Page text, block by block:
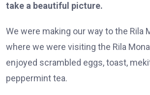
take a beautiful picture.
We were making our way to the Rila
where we were visiting the Rila
enjoyed scrambled eggs, toast,
peppermint tea.